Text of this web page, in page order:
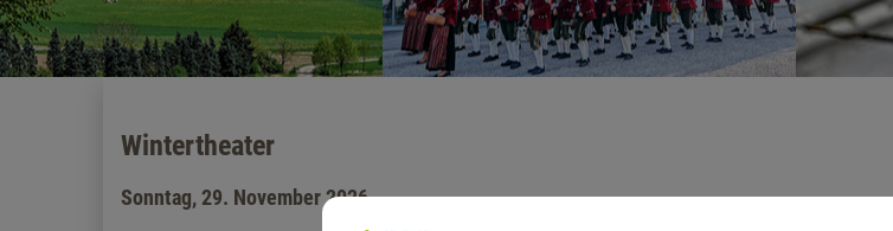
Wintertheater
Sonntag, 29. November 2026